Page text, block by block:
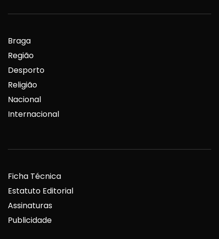
Braga
Região
Desporto
Religião
Nacional
Internacional
Ficha Técnica
Estatuto Editorial
Assinaturas
Publicidade